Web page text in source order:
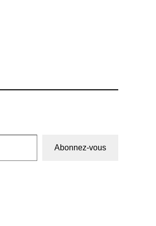
Abonnez-vous